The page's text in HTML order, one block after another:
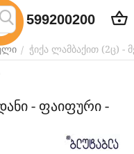
599200200
/ ჭიქა ლამბაქით (2ც) -
- ფაიფური -